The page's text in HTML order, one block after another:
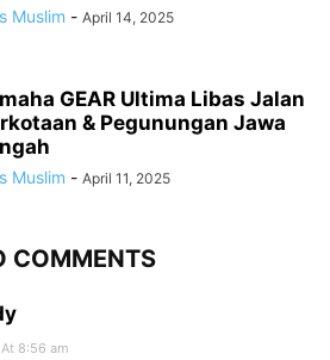
Muslim - April 14, 2025
GEAR Ultima Libas Jalan
& Pegunungan Jawa
Muslim - April 11, 2025
COMMENTS
8:56 am